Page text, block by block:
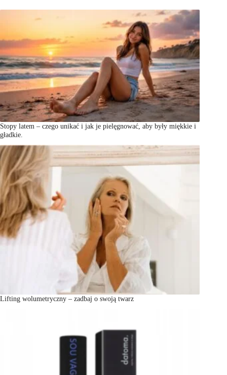
Stopy latem – czego unikać i jak je pielęgnować, aby były miękkie i
gładkie.
Lifting wolumetryczny – zadbaj o swoją twarz